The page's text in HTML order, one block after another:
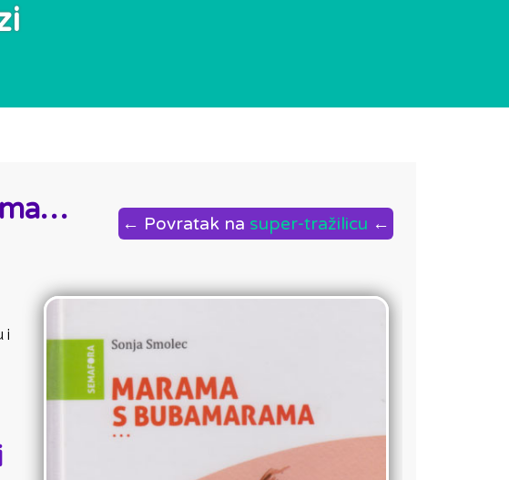
← Povratak na super-tražilicu ←
i